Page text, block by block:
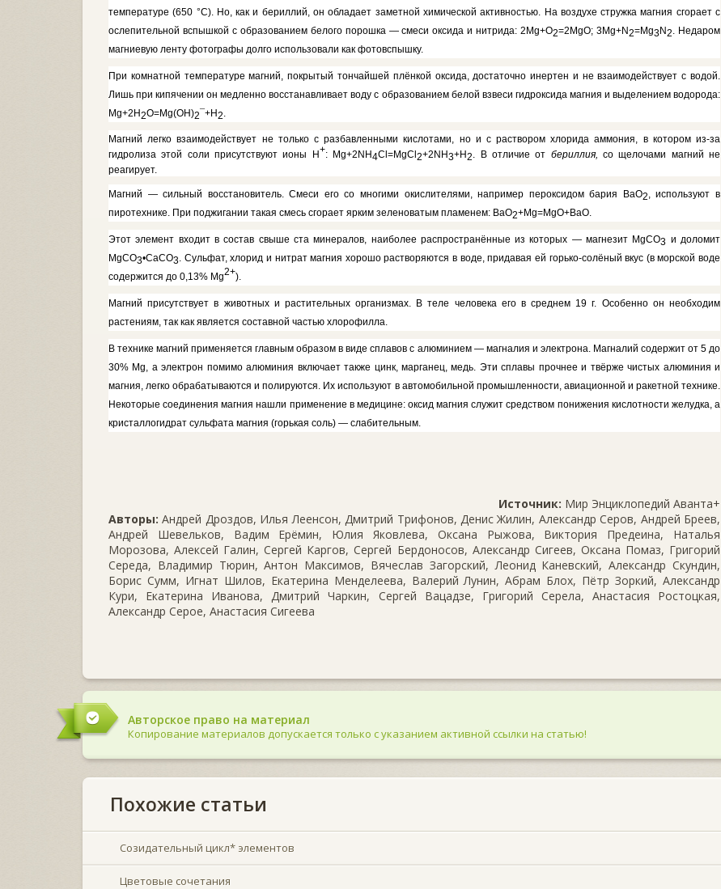
темпера­туре (650 °С). Но, как и бериллий, он обладает заметной химической актив­ностью. На воздухе стружка магния сгорает с
ослепительной вспышкой с образованием белого порошка — сме­си оксида и нитрида:2Mg+О2=2MgO; 3Mg+N2=Mg3N2
Недаром
магниевую ленту фотографы долго использовали как фотовспышку.
При комнатной температуре маг­ний, покрытый тончайшей плёнкой оксида, достаточно инертен и не вза­имодействует с водой.
Лишь при кипя­чении он медленно восстанавливает воду с образованием белой взвеси гидроксида магния и выделением во­дорода:
Mg+2Н2О=Mg(OH)2¯+Н2
Магний легко взаимодействует не только с разбавленными кислота­ми, но и с раствором хлорида аммо­ния, в котором из-за
гидролиза этой соли присутствуют ионы Н+: Mg+2NH4Cl=MgCl2+2NH3+H2 В отличие от бериллия, со щелочами маг­ний не
реагирует.
Магний — сильный восстанови­тель. Смеси его со многими окисли­телями, например пероксидом бария ВаО2 , используют в
пиротехнике. При поджигании такая смесь сгорает яр­ким зеленоватым пламенем: ВаО2+Mg=MgO+BaO.
Этот элемент входит в состав свыше ста минералов, наиболее рас­пространённые из которых — магне­зит MgCO3 и доломит
MgCO3•СаСО3 . Сульфат, хлорид и нитрат магния хорошо растворяются в воде, прида­вая ей горько-солёный вкус (в мор­ской воде
содержится до 0,13% Mg2+).
Магний присутствует в животных и растительных организмах. В теле че­ловека его в среднем 19 г. Особенно он необходим
растениям, так как яв­ляется составной частью хлорофилла.
В технике магний применяется главным образом в виде сплавов с алюминием — магналия и электрона. Магналий содержит от 5 до
30% Mg, а электрон помимо алюминия вклю­чает также цинк, марганец, медь. Эти сплавы прочнее и твёржечистых алюминия и
магния, легко обрабаты­ваются и полируются. Их используют в автомобильной промышленности, авиационной и ракетной технике.
Некоторые соединения магния на­шли применение в медицине: оксид магния служит средством понижения кислотности желудка, а
кристаллогид­рат сульфата магния (горькая соль) — слабительным.
Источник: Мир Энциклопедий Аванта+
Авторы: Андрей Дроздов, Илья Леенсон, Дмитрий Трифонов, Денис Жилин, Александр Серов, Андрей Бреев,
Андрей Шевельков, Вадим Ерёмин, Юлия Яковлева, Оксана Рыжова, Виктория Предеина, Наталья
Морозова, Алексей Галин, Сергей Каргов, Сергей Бердоносов, Александр Сигеев, Оксана Помаз, Григорий
Середа, Владимир Тюрин, Антон Максимов, Вячеслав Загорский, Леонид Каневский, Александр Скундин,
Борис Сумм, Игнат Шилов, Екатерина Менделеева, Валерий Лунин, Абрам Блох, Пётр Зоркий, Александр
Кури, Екатерина Иванова, Дмитрий Чаркин, Сергей Вацадзе, Григорий Серела, Анастасия Ростоцкая,
Александр Серое, Анастасия Сигеева
Авторское право на материал
Копирование материалов допускается только с указанием активной ссылки на статью!
Похожие статьи
Созидательный цикл* элементов
Цветовые сочетания